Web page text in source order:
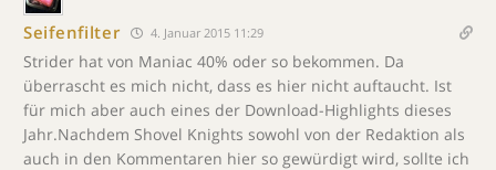
Seifenfilter 4. Januar 2015 11:29
Strider hat von Maniac 40% oder so bekommen. Da
überrascht es mich nicht, dass es hier nicht auftaucht. Ist
für mich aber auch eines der Download-Highlights dieses
Jahr.Nachdem Shovel Knights sowohl von der Redaktion als
auch in den Kommentaren hier so gewürdigt wird, sollte ich